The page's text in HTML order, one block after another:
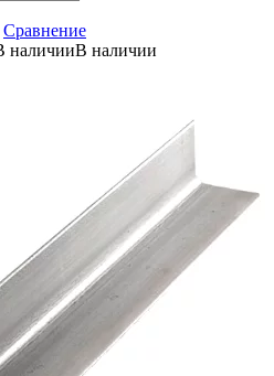
Сравнение
В наличии